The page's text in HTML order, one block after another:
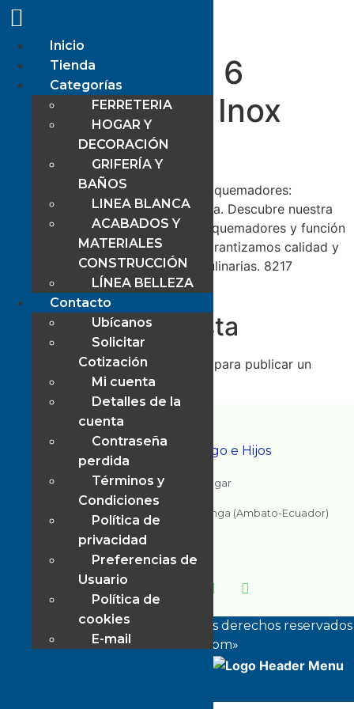
Cocina Mabe 6
Quemadores Inox
Cocina de acero inoxidable con 6 quemadores:
Potencia y versatilidad en la cocina. Descubre nuestra
cocina de acero inoxidable con 6 quemadores y función
de parrilla. Con la marca Mabe, garantizamos calidad y
eficiencia para tus experiencias culinarias. 8217
EtiquetadoElectrodomésticos.
Deja una respuesta
Lo siento, debes estarconectado
para publicar un
comentario.
Mushuc Wasi - Chango e Hijos
Todo en un solo lugar
Cervantes entre Rio Coca y Rio Cosanga (Ambato-Ecuador)
Contactos
Email: info@mushucwasi.com
WhatsApp: 099 560 1198
Copyright 2003-2026 · Todos los derechos reservados
«MushucWasi.com»
Inicio
Tienda
Categorías
FERRETERIA
HOGAR Y
DECORACIÓN
GRIFERÍA Y
BAÑOS
LINEA BLANCA
ACABADOS Y
MATERIALES
CONSTRUCCIÓN
LÍNEA BELLEZA
Contacto
Ubícanos
Solicitar
Cotización
Mi cuenta
Detalles de la
cuenta
Contraseña
perdida
Términos y
Condiciones
Política de
privacidad
Preferencias de
Usuario
Política de
cookies
E-mail